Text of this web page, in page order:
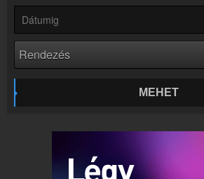
Írj nekünk!
Rádiós partnerek
Rádió beágyazás
Ágyazd be weboldaladba
MEHET